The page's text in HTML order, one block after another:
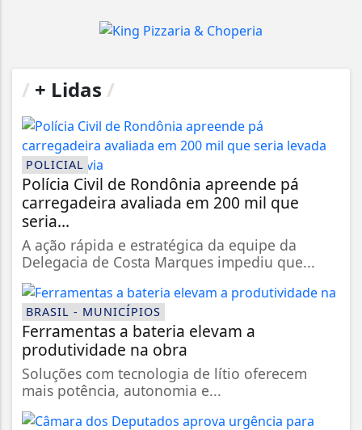
/ + Lidas /
POLICIAL
Polícia Civil de Rondônia apreende pá
carregadeira avaliada em 200 mil que
seria...
A ação rápida e estratégica da equipe da
Delegacia de Costa Marques impediu que...
BRASIL - MUNICÍPIOS
Ferramentas a bateria elevam a
produtividade na obra
Soluções com tecnologia de lítio oferecem
mais potência, autonomia e...